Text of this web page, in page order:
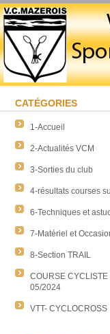
CATÉGORIES
1-Accueil
2-Actualités VCM
3-Sorties du club
4-résultats courses
6-Techniques et
7-Matériel et
8-Section TRAIL
COURSE
05/2024
VTT- CYCLOCROSS